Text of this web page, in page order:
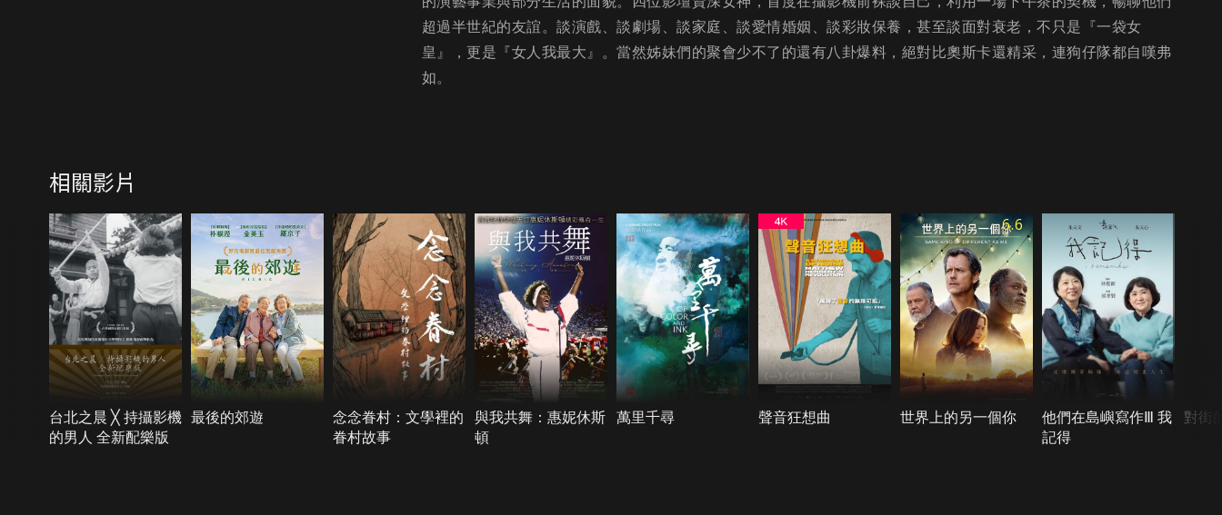
超過半世紀的友誼。談演戲、談劇場、談家庭、談愛情婚姻、談彩妝保養，甚至談面對衰老，不只是『一袋女
皇』，更是『女人我最大』。當然姊妹們的聚會少不了的還有八卦爆料，絕對比奧斯卡還精采，連狗仔隊都自嘆弗
如。
相關影片
台北之晨 ╳ 持攝影機
的男人 全新配樂版
最後的郊遊
念念眷村：文學裡的
眷村故事
與我共舞：惠妮休斯
頓
萬里千尋 聲音狂想曲
6.6
世界上的另一個你
他們在島嶼寫作Ⅲ 我
記得
對街